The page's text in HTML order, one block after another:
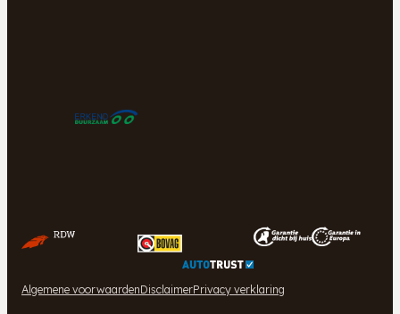
Algemene voorwaardenDisclaimerPrivacy verklaring